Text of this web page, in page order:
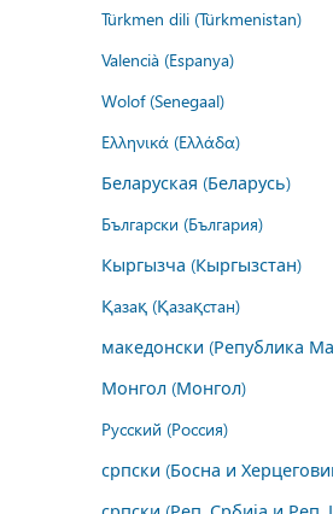
Türkmen dili (Türkmenistan)
Valencià (Espanya)
Wolof (Senegaal)
Ελληνικά (Ελλάδα)
Беларуская (Беларусь)
Български (България)
Кыргызча (Кыргызстан)
Қазақ (Қазақстан)
македонски (Република
Монгол (Монгол)
Русский (Россия)
српски (Босна и